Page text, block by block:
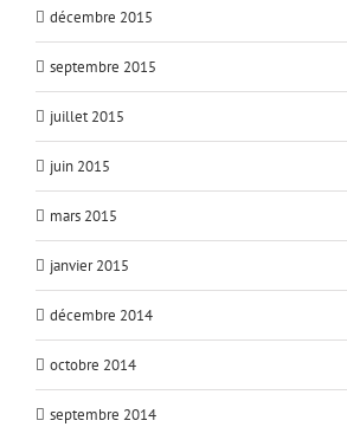
décembre 2015
septembre 2015
juillet 2015
juin 2015
mars 2015
janvier 2015
décembre 2014
octobre 2014
septembre 2014